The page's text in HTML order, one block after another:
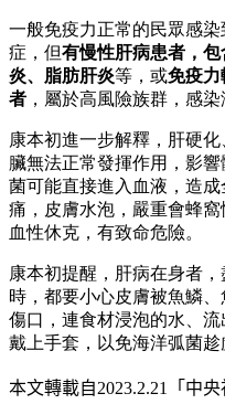
一般免疫力正常的民眾感
症，但有慢性肝病患者，包
炎、脂肪肝炎等，或免疫力
者 ，屬於高風險族群，感
康本初進一步解釋，肝硬
臟無法正常發揮作用，影
菌可能直接進入血液，造
痛，皮膚水泡，嚴重會蜂
血性休克，有致命危險。
康本初提醒，肝病在身者
時，都要小心皮膚被魚鱗
傷口，連食材浸泡的水、
戴上手套，以免海洋弧菌趁
本文轉載自2023.2.21 「中央